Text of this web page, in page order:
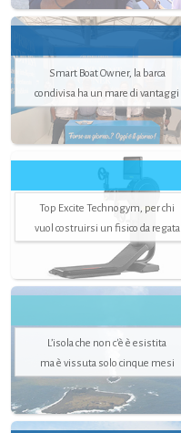
Smart Boat Owner, la barca
condivisa ha un mare di vantaggi
Top Excite Technogym, per chi
vuol costruirsi un fisico da regata
L’isola che non c'è è esistita
ma è vissuta solo cinque mesi